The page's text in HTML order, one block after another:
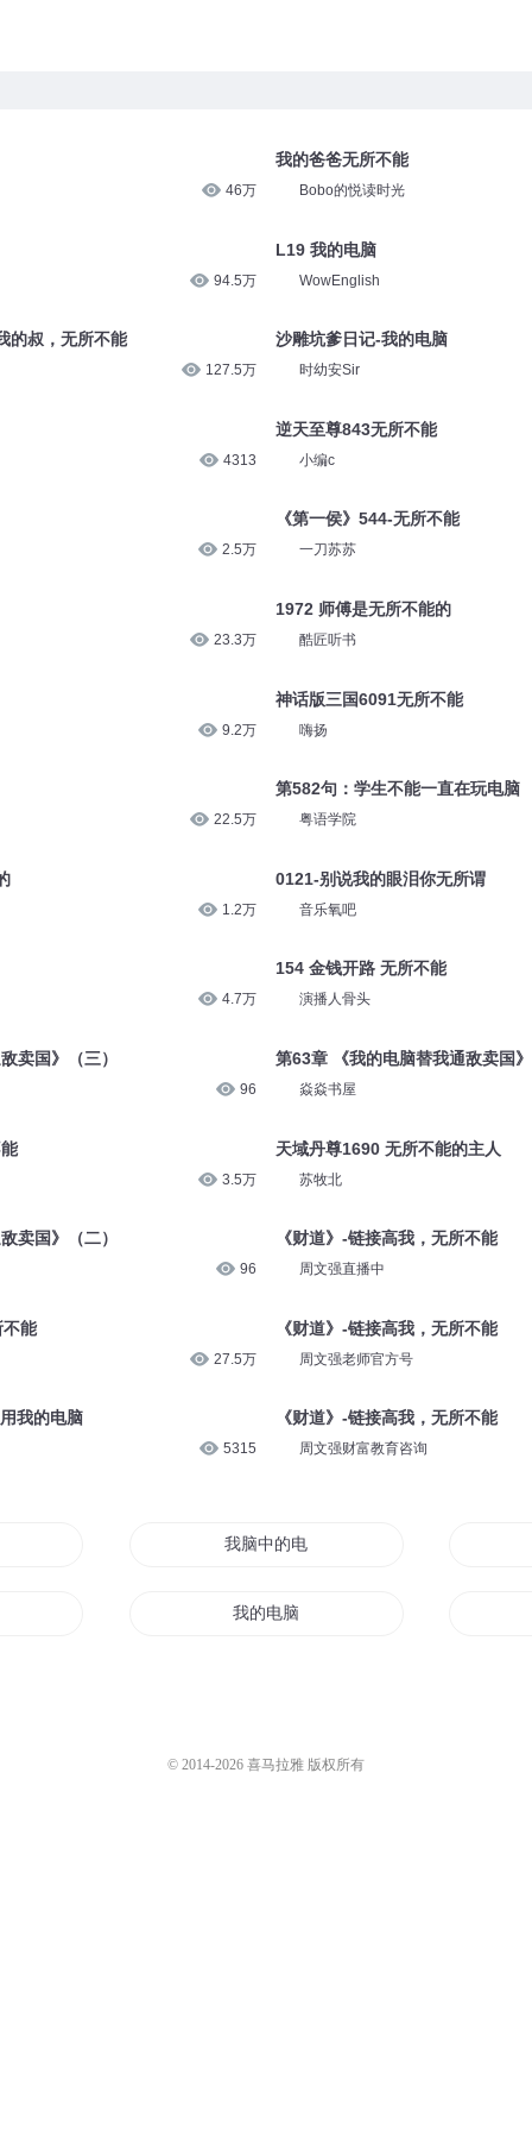
46万
94.5万
的叔，无所不能
127.5万
4313
2.5万
23.3万
9.2万
22.5万
1.2万
4.7万
卖国》（三）
96
3.5万
卖国》（二）
96
能
27.5万
我的电脑
5315
我的爸爸无所不能
Bobo的悦读时光
L19 我的电脑
WowEnglish
沙雕坑爹日记-我的电脑
时幼安Sir
逆天至尊843无所不能
小编c
《第一侯》544-无所不能
一刀苏苏
1972 师傅是无所不能的
酷匠听书
神话版三国6091无所不能
嗨扬
第582句：学生不能一直在玩电脑
粤语学院
0121-别说我的眼泪你无所谓
音乐氧吧
154 金钱开路 无所不能
演播人骨头
第63章 《我的电脑替我通敌卖国
焱焱书屋
天域丹尊1690 无所不能的主人
苏牧北
《财道》-链接高我，无所不能
周文强直播中
《财道》-链接高我，无所不能
周文强老师官方号
《财道》-链接高我，无所不能
周文强财富教育咨询
我脑中的电脑
我的电脑
© 2014-2026 喜马拉雅 版权所有